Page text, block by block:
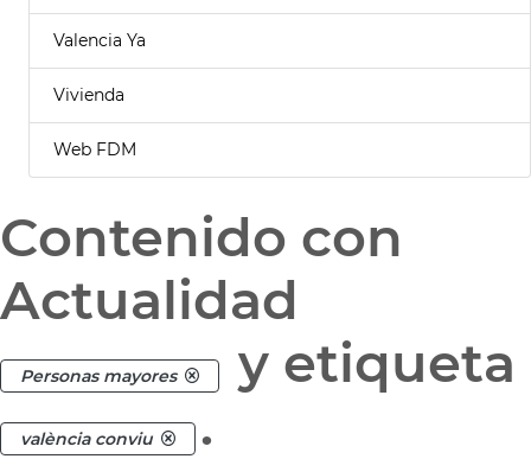
Valencia Ya
Vivienda
Web FDM
Contenido con
Actualidad
Personas mayores y etiqueta
valència conviu .